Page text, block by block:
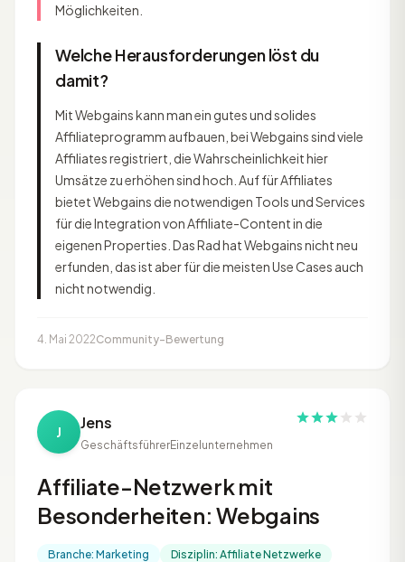
Möglichkeiten.
Welche Herausforderungen löst du
damit?
Mit Webgains kann man ein gutes und solides
Affiliateprogramm aufbauen, bei Webgains sind viele
Affiliates registriert, die Wahrscheinlichkeit hier
Umsätze zu erhöhen sind hoch. Auf für Affiliates
bietet Webgains die notwendigen Tools und Services
für die Integration von Affiliate-Content in die
eigenen Properties. Das Rad hat Webgains nicht neu
erfunden, das ist aber für die meisten Use Cases auch
nicht notwendig.
4. Mai 2022Community-Bewertung
J Jens
GeschäftsführerEinzelunternehmen
Affiliate-Netzwerk mit
Besonderheiten: Webgains
Branche: Marketing Disziplin: Affiliate Netzwerke